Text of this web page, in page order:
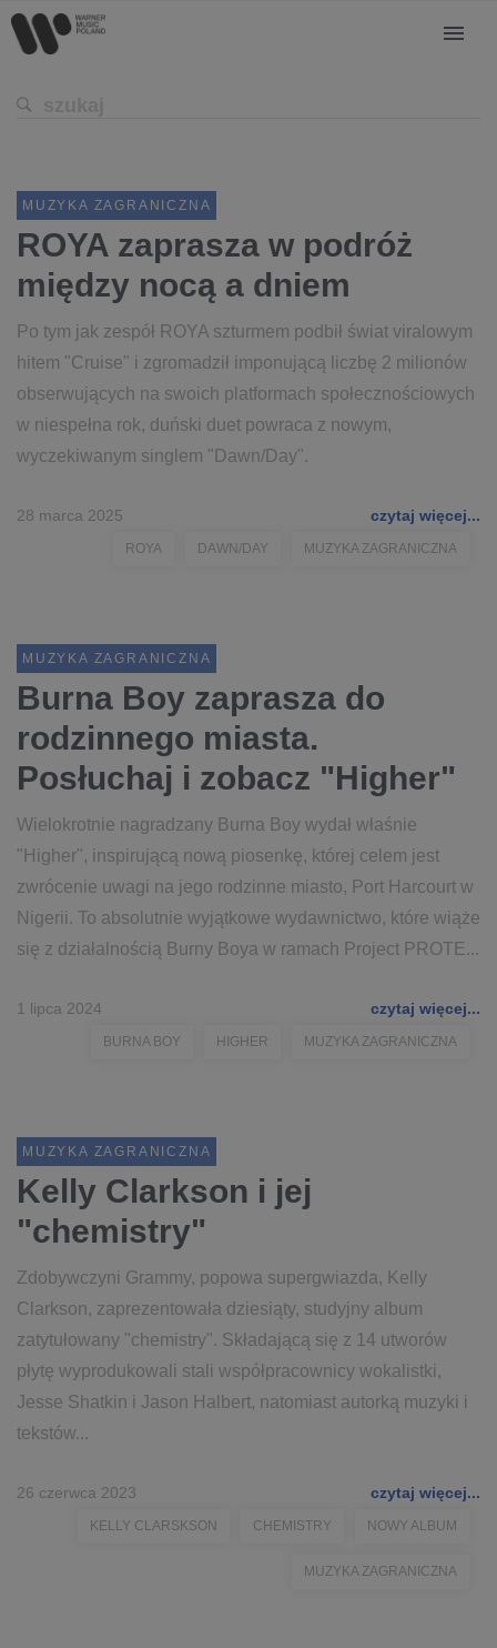
MUZYKA ZAGRANICZNA
ROYA zaprasza w podróż
między nocą a dniem
Po tym jak zespół ROYA szturmem podbił świat viralowym
hitem "Cruise" i zgromadził imponującą liczbę 2 milionów
obserwujących na swoich platformach społecznościowych
w niespełna rok, duński duet powraca z nowym,
wyczekiwanym singlem "Dawn/Day".
28 marca 2025 czytaj więcej...
ROYA DAWN/DAY MUZYKA ZAGRANICZNA
MUZYKA ZAGRANICZNA
Burna Boy zaprasza do
rodzinnego miasta.
Posłuchaj i zobacz "Higher"
Wielokrotnie nagradzany Burna Boy wydał właśnie
"Higher", inspirującą nową piosenkę, której celem jest
zwrócenie uwagi na jego rodzinne miasto, Port Harcourt w
Nigerii. To absolutnie wyjątkowe wydawnictwo, które wiąże
się z działalnością Burny Boya w ramach Project PROTE...
1 lipca 2024 czytaj więcej...
BURNA BOY HIGHER MUZYKA ZAGRANICZNA
MUZYKA ZAGRANICZNA
Kelly Clarkson i jej
"chemistry"
Zdobywczyni Grammy, popowa supergwiazda, Kelly
Clarkson, zaprezentowała dziesiąty, studyjny album
zatytułowany "chemistry". Składającą się z 14 utworów
płytę wyprodukowali stali współpracownicy wokalistki,
Jesse Shatkin i Jason Halbert, natomiast autorką muzyki i
tekstów...
26 czerwca 2023 czytaj więcej...
KELLY CLARSKSON CHEMISTRY NOWY ALBUM
MUZYKA ZAGRANICZNA